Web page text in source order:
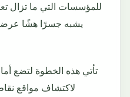
للمؤسسات التي ما تزال
يشبه جسرًا هشًا عرضة
تأتي هذه الخطوة لتضع
لاكتشاف مواقع